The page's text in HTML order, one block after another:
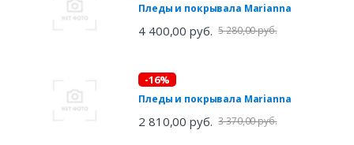
Пледы и покрывала Marianna
4 400,00 руб. 5 280,00 руб.
-16%
Пледы и покрывала Marianna
2 810,00 руб. 3 370,00 руб.